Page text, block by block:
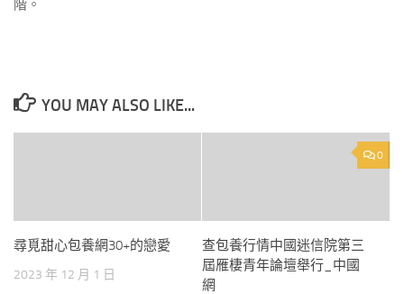
階。
YOU MAY ALSO LIKE...
尋覓甜心包養網30+的戀愛
2023 年 12 月 1 日
0
查包養行情中國迷信院第三
屆雁棲青年論壇舉行_中國
網